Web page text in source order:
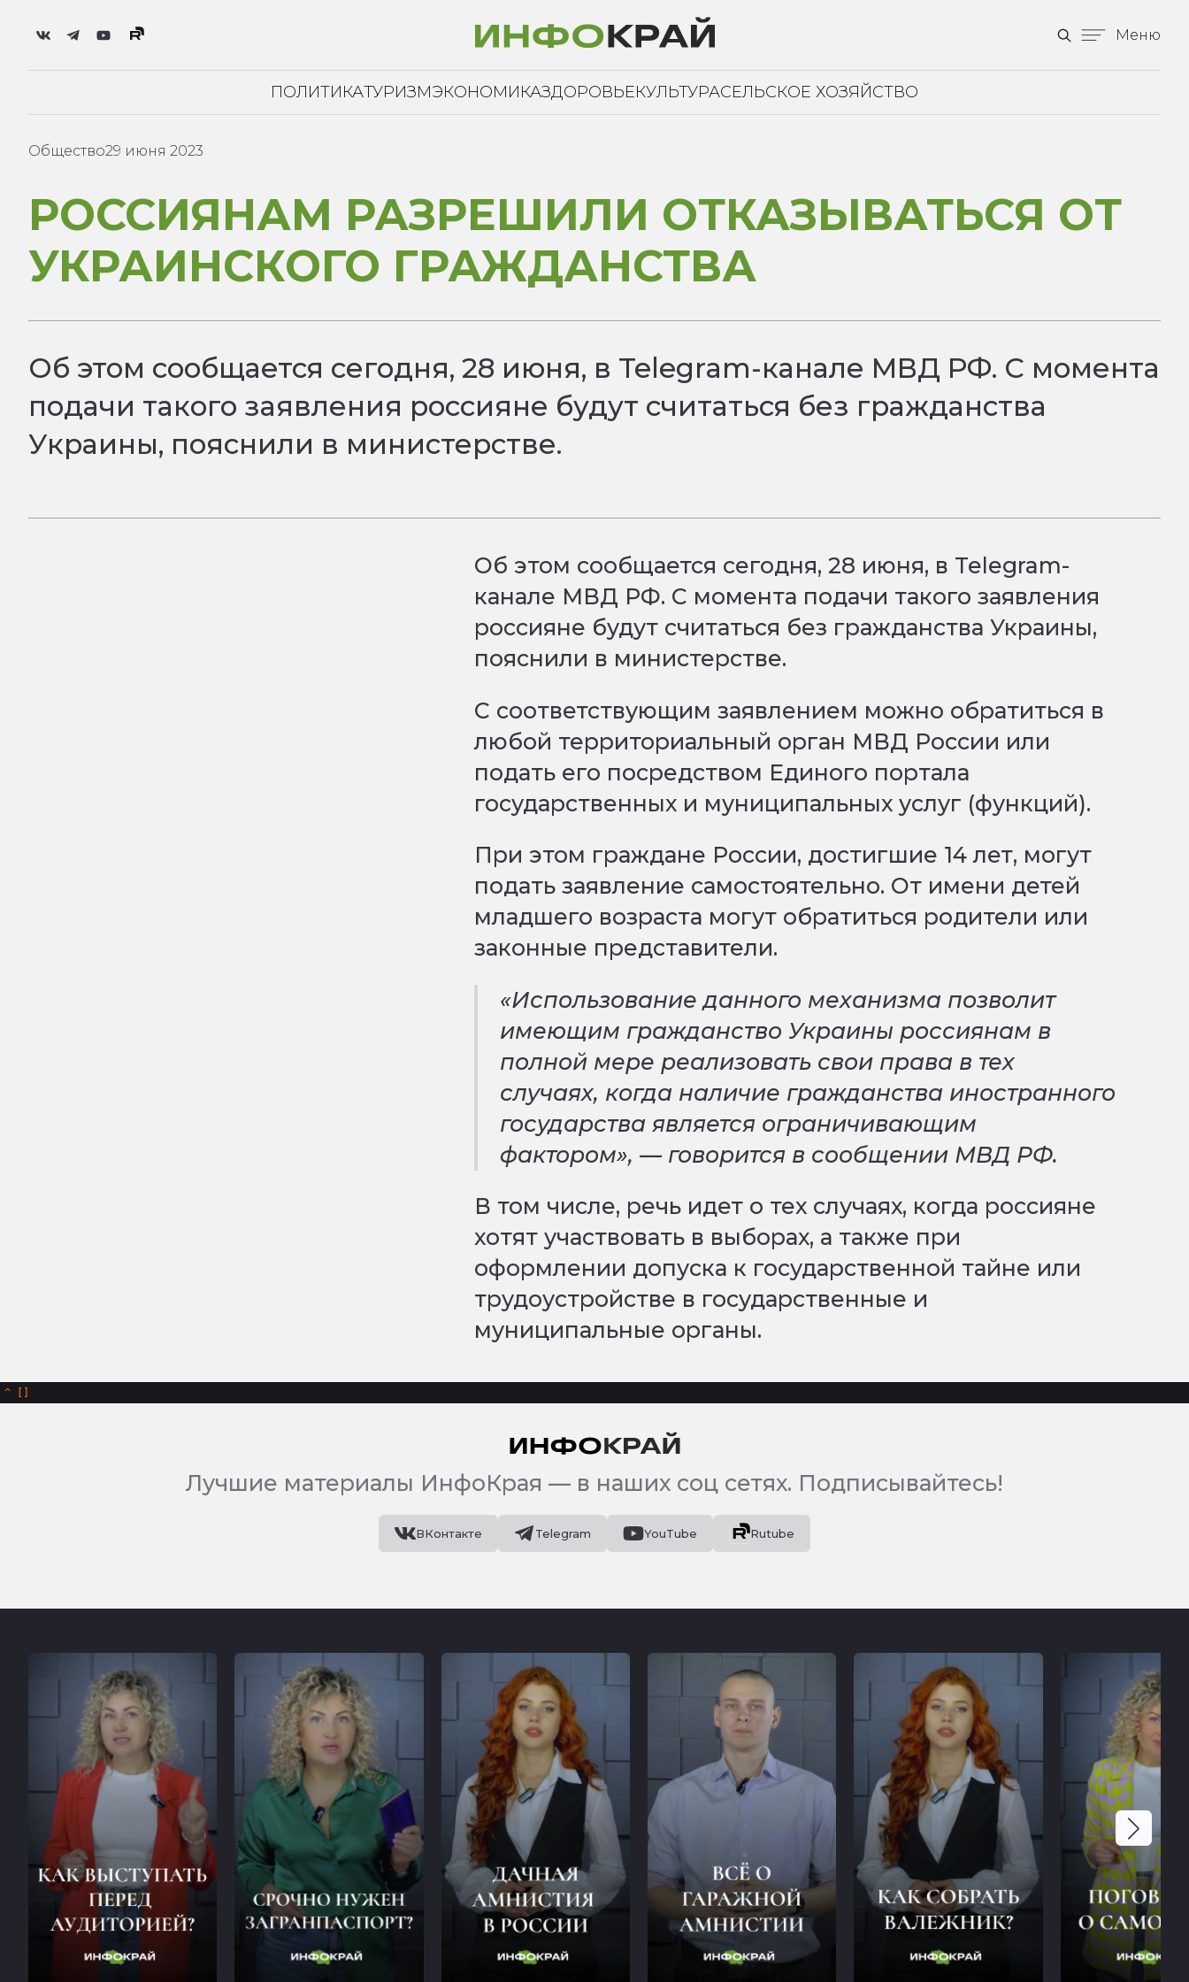
Меню
ПОЛИТИКАТУРИЗМЭКОНОМИКАЗДОРОВЬЕКУЛЬТУРАСЕЛЬСКОЕ ХОЗЯЙСТВО
Общество29 июня 2023
РОССИЯНАМ РАЗРЕШИЛИ ОТКАЗЫВАТЬСЯ ОТ
УКРАИНСКОГО ГРАЖДАНСТВА
Об этом сообщается сегодня, 28 июня, в Telegram-канале МВД РФ. С момента
подачи такого заявления россияне будут считаться без гражданства
Украины, пояснили в министерстве.
Об этом сообщается сегодня, 28 июня, в Telegram-
канале МВД РФ. С момента подачи такого заявления
россияне будут считаться без гражданства Украины,
пояснили в министерстве.
С соответствующим заявлением можно обратиться в
любой территориальный орган МВД России или
подать его посредством Единого портала
государственных и муниципальных услуг (функций).
При этом граждане России, достигшие 14 лет, могут
подать заявление самостоятельно. От имени детей
младшего возраста могут обратиться родители или
законные представители.
«Использование данного механизма позволит
имеющим гражданство Украины россиянам в
полной мере реализовать свои права в тех
случаях, когда наличие гражданства иностранного
государства является ограничивающим
фактором», — говорится в сообщении МВД РФ.
В том числе, речь идет о тех случаях, когда россияне
хотят участвовать в выборах, а также при
оформлении допуска к государственной тайне или
трудоустройстве в государственные и
муниципальные органы.
^
Лучшие материалы ИнфоКрая — в наших соц сетях. Подписывайтесь!
ВКонтакте Telegram YouTube Rutube